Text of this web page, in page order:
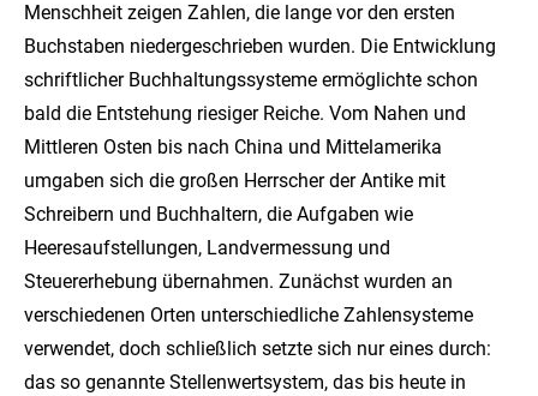
Menschheit zeigen Zahlen, die lange vor den ersten
Buchstaben niedergeschrieben wurden. Die Entwicklung
schriftlicher Buchhaltungssysteme ermöglichte schon
bald die Entstehung riesiger Reiche. Vom Nahen und
Mittleren Osten bis nach China und Mittelamerika
umgaben sich die großen Herrscher der Antike mit
Schreibern und Buchhaltern, die Aufgaben wie
Heeresaufstellungen, Landvermessung und
Steuererhebung übernahmen. Zunächst wurden an
verschiedenen Orten unterschiedliche Zahlensysteme
verwendet, doch schließlich setzte sich nur eines durch:
das so genannte Stellenwertsystem, das bis heute in